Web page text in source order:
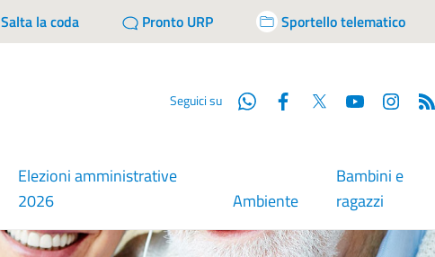
Salta la coda Pronto URP Sportello telematico
Seguici su WhatsappFacebook
Twitter YouTube
Elezioni amministrative
2026
Ambiente
Bambini e
ragazzi